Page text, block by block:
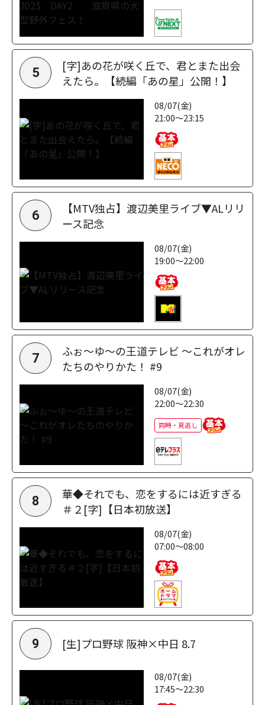
5
[字]あの花が咲く丘で、君とまた出会
えたら。【続編「あの星」公開！】
08/07(金)
21:00～23:15
6
【MTV独占】渡辺美里ライブ▼ALリリ
ース記念
08/07(金)
19:00～22:00
7
ふぉ～ゆ～の王道テレビ ～これがオレ
たちのやりかた！ #9
08/07(金)
22:00～22:30
同時・見逃し
8
華◆それでも、恋をするには近すぎる
＃２[字]【日本初放送】
08/07(金)
07:00～08:00
9 [生]プロ野球 阪神×中日 8.7
08/07(金)
17:45～22:30